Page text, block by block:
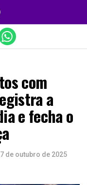
com
a
e fecha o
de outubro de 2025